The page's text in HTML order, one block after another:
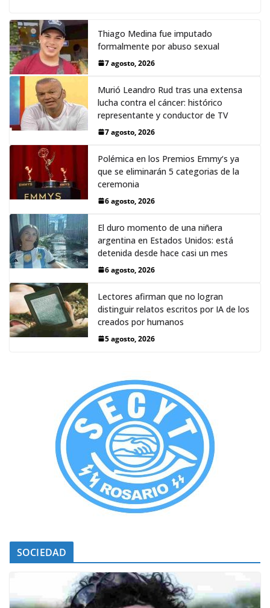
Thiago Medina fue imputado
formalmente por abuso sexual
7 agosto, 2026
Murió Leandro Rud tras una extensa
lucha contra el cáncer: histórico
representante y conductor de TV
7 agosto, 2026
Polémica en los Premios Emmy‘s ya
que se eliminarán 5 categorias de la
ceremonia
6 agosto, 2026
El duro momento de una niñera
argentina en Estados Unidos: está
detenida desde hace casi un mes
6 agosto, 2026
Lectores afirman que no logran
distinguir relatos escritos por IA de los
creados por humanos
5 agosto, 2026
SOCIEDAD